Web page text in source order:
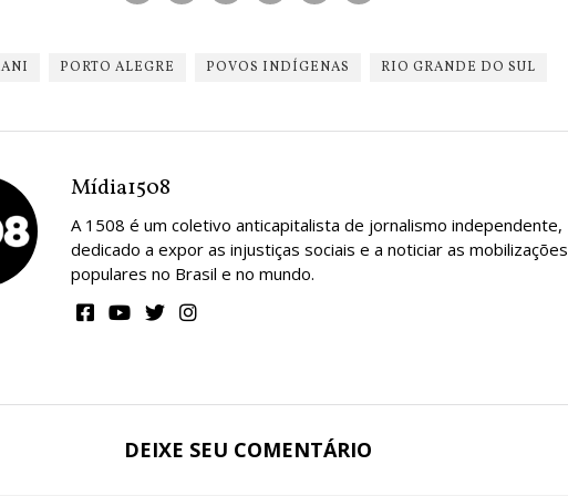
PORTO ALEGRE POVOS INDÍGENAS RIO GRANDE DO SUL
Mídia1508
A 1508 é um coletivo anticapitalista de jornalismo independente,
dedicado a expor as injustiças sociais e a noticiar as mobilizações
populares no Brasil e no mundo.
DEIXE SEU COMENTÁRIO